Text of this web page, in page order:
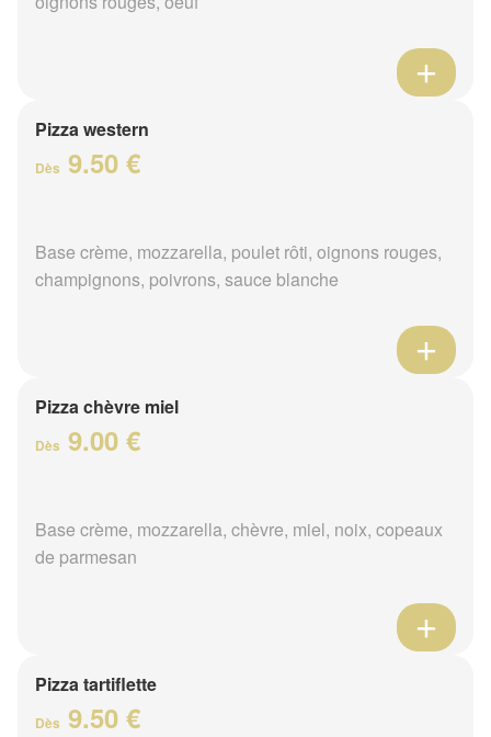
Pizza western
Dès 9.50 €
Base crème, mozzarella, poulet rôti, oignons rouges,
champignons, poivrons, sauce blanche
Pizza chèvre miel
Dès 9.00 €
Base crème, mozzarella, chèvre, miel, noix, copeaux
de parmesan
Pizza tartiflette
Dès 9.50 €